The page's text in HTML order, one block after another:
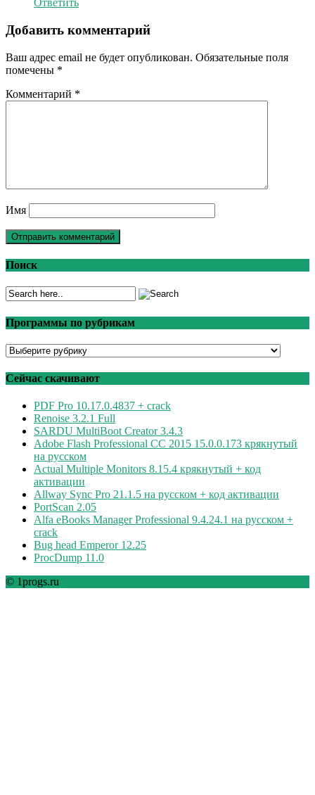
Ответить
Добавить комментарий
Ваш адрес email не будет опубликован. Обязательные поля
помечены *
Комментарий *
Имя
Поиск
Программы по рубрикам
Программы
рубрикам
Сейчас скачивают
PDF Pro 10.17.0.4837 + crack
Renoise 3.2.1 Full
SARDU MultiBoot Creator 3.4.3
Adobe Flash Professional CC 2015 15.0.0.173 крякнутый
на русском
Actual Multiple Monitors 8.15.4 крякнутый + код
активации
Allway Sync Pro 21.1.5 на русском + код активации
PortScan 2.05
Alfa eBooks Manager Professional 9.4.24.1 на русском +
crack
Bug head Emperor 12.25
ProcDump 11.0
© 1progs.ru